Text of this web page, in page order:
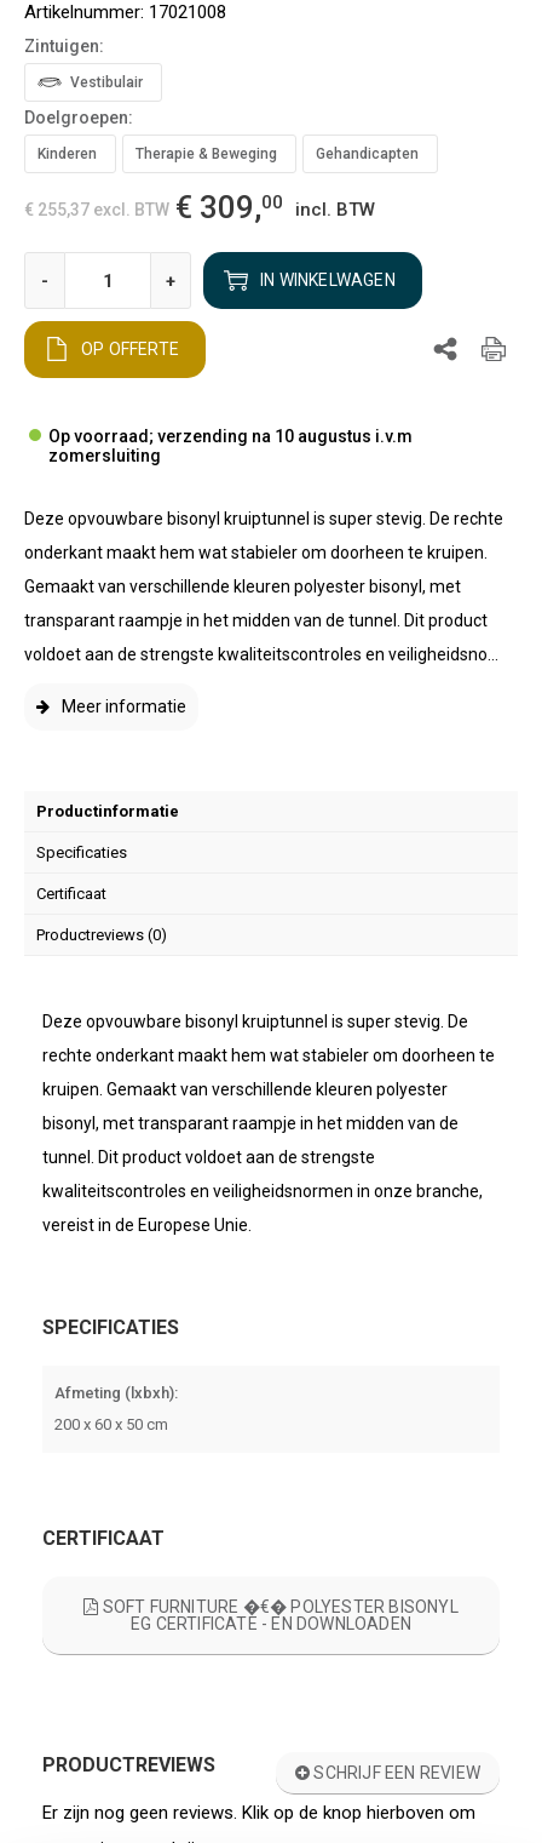
Artikelnummer: 17021008
Zintuigen:
Vestibulair
Doelgroepen:
Kinderen Therapie & Beweging Gehandicapten
€ 255,37 excl. BTW € 309,00 incl. BTW
- + IN WINKELWAGEN
OP OFFERTE
Op voorraad; verzending na 10 augustus i.v.m
zomersluiting
Deze opvouwbare bisonyl kruiptunnel is super stevig. De rechte
onderkant maakt hem wat stabieler om doorheen te kruipen.
Gemaakt van verschillende kleuren polyester bisonyl, met
transparant raampje in het midden van de tunnel. Dit product
voldoet aan de strengste kwaliteitscontroles en veiligheidsno...
Meer informatie
Productinformatie
Specificaties
Certificaat
Productreviews (0)
Deze opvouwbare bisonyl kruiptunnel is super stevig. De
rechte onderkant maakt hem wat stabieler om doorheen te
kruipen. Gemaakt van verschillende kleuren polyester
bisonyl, met transparant raampje in het midden van de
tunnel. Dit product voldoet aan de strengste
kwaliteitscontroles en veiligheidsnormen in onze branche,
vereist in de Europese Unie.
SPECIFICATIES
Afmeting (lxbxh):
200 x 60 x 50 cm
CERTIFICAAT
SOFT FURNITURE �€� POLYESTER BISONYL
EG CERTIFICATE - EN DOWNLOADEN
PRODUCTREVIEWS SCHRIJF EEN REVIEW
Er zijn nog geen reviews. Klik op de knop hierboven om